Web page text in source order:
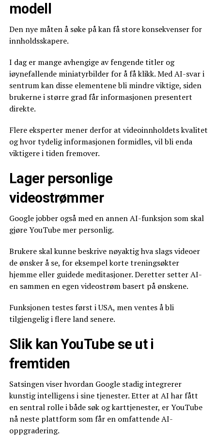
modell
Den nye måten å søke på kan få store konsekvenser for
innholdsskapere.
I dag er mange avhengige av fengende titler og
iøynefallende miniatyrbilder for å få klikk. Med AI-svar i
sentrum kan disse elementene bli mindre viktige, siden
brukerne i større grad får informasjonen presentert
direkte.
Flere eksperter mener derfor at videoinnholdets kvalitet
og hvor tydelig informasjonen formidles, vil bli enda
viktigere i tiden fremover.
Lager personlige
videostrømmer
Google jobber også med en annen AI-funksjon som skal
gjøre YouTube mer personlig.
Brukere skal kunne beskrive nøyaktig hva slags videoer
de ønsker å se, for eksempel korte treningsøkter
hjemme eller guidede meditasjoner. Deretter setter AI-
en sammen en egen videostrøm basert på ønskene.
Funksjonen testes først i USA, men ventes å bli
tilgjengelig i flere land senere.
Slik kan YouTube se ut i
fremtiden
Satsingen viser hvordan Google stadig integrerer
kunstig intelligens i sine tjenester. Etter at AI har fått
en sentral rolle i både søk og karttjenester, er YouTube
nå neste plattform som får en omfattende AI-
oppgradering.